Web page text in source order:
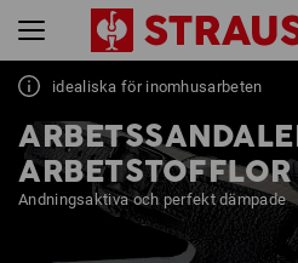
idealiska för inomhusarbeten
Andningsaktiva och perfekt dämpade